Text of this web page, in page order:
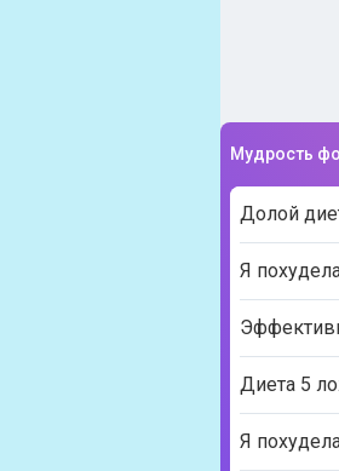
Мудрость
Долой
Я
Диета 5
Я